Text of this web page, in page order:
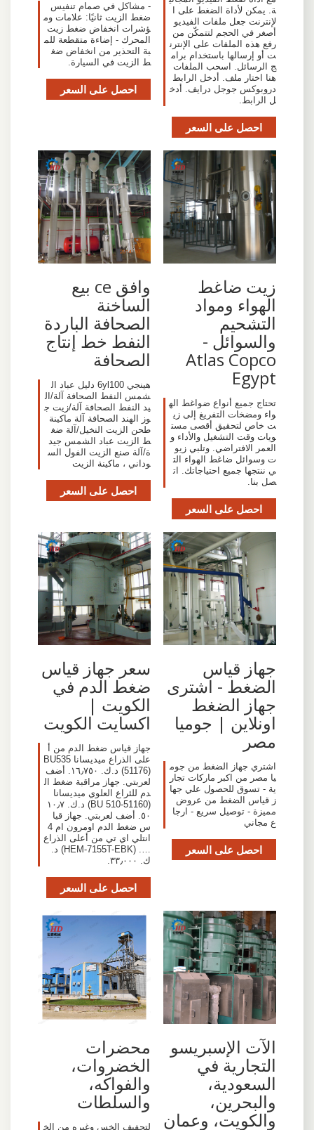
ة. يمكن لأداة الضغط على ا
لإنترنت جعل ملفات الفيديو
أصغر في الحجم لتتمكّن من
رفع هذه الملفات على الإنترن
ت أو إرسالها باستخدام برام
ج الرسائل. اسحب الملفات
هنا اختار ملف. أدخل الرابط
دروبوكس جوجل درايف. أدخ
ل الرابط.
احصل على السعر
- مشاكل في صمام تنفيس
ضغط الزيت ثانيًا: علامات وم
ؤشرات انخفاض ضغط زيت
المحرك - إضاءة متقطعة للم
بة التحذير من انخفاض ضغ
ط الزيت في السيارة.
احصل على السعر
زيت ضاغط
الهواء ومواد
التشحيم
والسوائل -
Atlas Copco
Egypt
تحتاج جميع أنواع ضواغط اله
واء ومضخات التفريغ إلى زي
ت خاص لتحقيق أقصى مست
ويات وقت التشغيل والأداء و
العمر الافتراضي. وتلبي زيو
ت وسوائل ضاغط الهواء الت
ي ننتجها جميع احتياجاتك. ات
صل بنا.
احصل على السعر
وافق ce بيع
الساخنة
الصحافة الباردة
النفط خط إنتاج
الصحافة
هينجي 6yl100 دليل عباد ال
شمس النفط الصحافة آلة/ال
يد النفط الصحافة آلة/زيت ج
وز الهند الصحافة آلة ماكينة
طحن الزيت النخيل/آلة ضغ
ط الزيت عباد الشمس جيد
ة/آلة صنع الزيت الفول الس
وداني ، ماكينة الزيت
احصل على السعر
جهاز قياس
الضغط - اشترى
جهاز الضغط
اونلاين | جوميا
مصر
اشتري جهاز الضغط من جوم
يا مصر من اكبر ماركات تجار
ية - تسوق للحصول علي جها
ز قياس الضغط من عروض
مميزة - توصيل سريع - ارجا
ع مجاني
احصل على السعر
سعر جهاز قياس
ضغط الدم في
الكويت |
اكسايت الكويت
جهاز قياس ضغط الدم من أ
على الذراع ميديسانا BU535
(51176) د.ك.‏ ١٦٫٧٥٠. أضف
لعربتي. جهاز مراقبة ضغط ال
دم للئراع العلوي ميديسانا
(51160-BU 510) د.ك.‏ ١٠٫٧
٥٠. أضف لعربتي. جهاز قيا
س ضغط الدم اومرون ام 4
انتلي اي تي من أعلى الذراع
…. (HEM-7155T-EBK) د.
ك.‏ ٣٣٫٠٠٠.
احصل على السعر
الآت الإسبريسو
التجارية في
السعودية،
والبحرين،
والكويت، وعمان
محضرات
الخضروات،
والفواكه،
والسلطات
لتجفيف الخس وغيره من الخ